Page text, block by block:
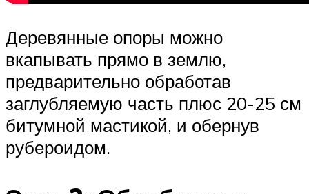
Деревянные опоры можно
вкапывать прямо в землю,
предварительно обработав
заглубляемую часть плюс 20-25 см
битумной мастикой, и обернув
рубероидом.